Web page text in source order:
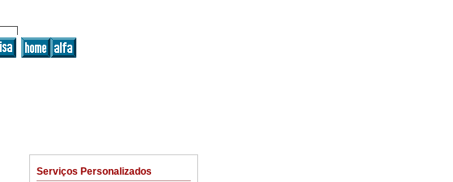
Serviços Personalizados